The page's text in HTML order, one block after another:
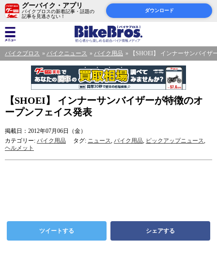
グーバイク・アプリ
バイクブロスの新着記事・話題の
記事を見逃さない！
ダウンロード
バイクブロス バイクニュース バイク用品 【SHOEI】 インナーサンバイ
【SHOEI】 インナーサンバイザーが特徴のオ
ープンフェイス発表
掲載日：2012年07月06日（金）
カテゴリー: バイク用品 タグ: ニュース, バイク用品, ピックアップニュース,
ヘルメット
ツイートする シェアする